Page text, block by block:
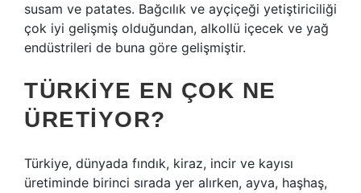
susam ve patates. Bağcılık ve ayçiçeği yetiştiriciliği
çok iyi gelişmiş olduğundan, alkollü içecek ve yağ
endüstrileri de buna göre gelişmiştir.
TÜRKIYE EN ÇOK NE
ÜRETIYOR?
Türkiye, dünyada fındık, kiraz, incir ve kayısı
üretiminde birinci sırada yer alırken, ayva, haşhaş,